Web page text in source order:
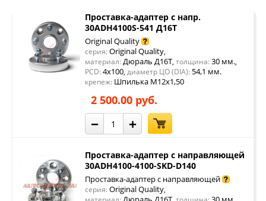
Проставка-адаптер с напр.
30ADH4100S-541 Д16Т
Original Quality
серия: Original Quality,
материал: Дюраль Д16Т, толщина: 30 мм.,
PCD: 4x100, диаметр ЦО (DIA): 54,1 мм.
крепеж: Шпилька М12х1,50
2 500.00 руб.
− +
Проставка-адаптер с направляющей
30ADH4100-4100-SKD-D140
Проставка-адаптер с направляющей
серия: Original Quality,